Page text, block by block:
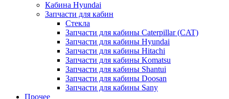
Кабина Hyundai
Запчасти для кабин
Стекла
Запчасти для кабины Caterpillar (CAT)
Запчасти для кабины Hyundai
Запчасти для кабины Hitachi
Запчасти для кабины Komatsu
Запчасти для кабины Shantui
Запчасти для кабины Doosan
Запчасти для кабины Sany
Прочее